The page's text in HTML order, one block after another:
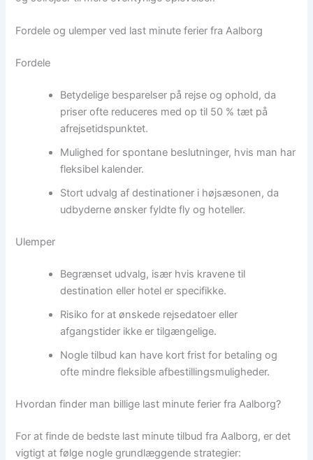
Fordele og ulemper ved last minute ferier fra Aalborg
Fordele
Betydelige besparelser på rejse og ophold, da
priser ofte reduceres med op til 50 % tæt på
afrejsetidspunktet.
Mulighed for spontane beslutninger, hvis man har
fleksibel kalender.
Stort udvalg af destinationer i højsæsonen, da
udbyderne ønsker fyldte fly og hoteller.
Ulemper
Begrænset udvalg, især hvis kravene til
destination eller hotel er specifikke.
Risiko for at ønskede rejsedatoer eller
afgangstider ikke er tilgængelige.
Nogle tilbud kan have kort frist for betaling og
ofte mindre fleksible afbestillingsmuligheder.
Hvordan finder man billige last minute ferier fra Aalborg?
For at finde de bedste last minute tilbud fra Aalborg, er det
vigtigt at følge nogle grundlæggende strategier: